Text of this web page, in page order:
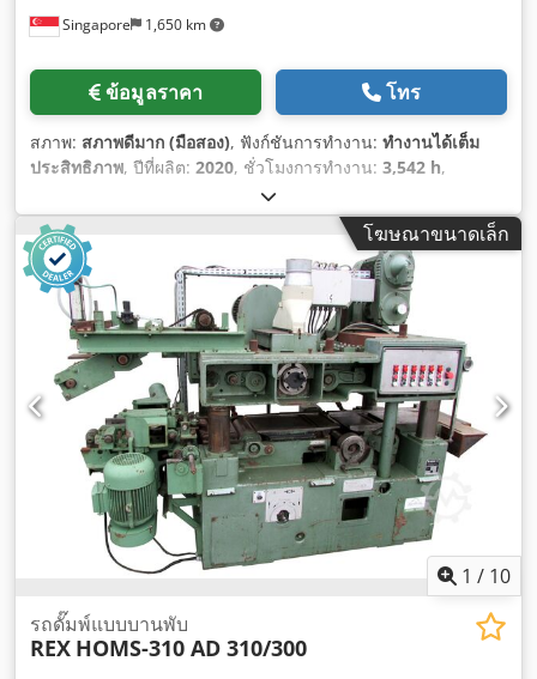
Singapore 1,650 km
ข้อมูลราคา โทร
สภาพ: สภาพดีมาก (มือสอง), ฟังก์ชันการทำงาน: ทำงานได้เต็ม
ประสิทธิภาพ, ปีที่ผลิต: 2020, ชั่วโมงการทำงาน: 3,542 h,
หมายเลขเครื่องจักร/ยานพาหนะ:30233
โฆษณาขนาดเล็ก
1 / 10
รถดั๊มพ์แบบบานพับ
REX HOMS-310 AD 310/300